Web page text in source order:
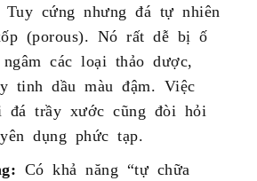
Tuy cứng nhưng đá tự nhiên
(porous). Nó rất dễ bị ố
các loại thảo dược,
tinh dầu màu đậm. Việc
đá trầy xước cũng đòi hỏi
dụng phức tạp.
Có khả năng “tự chữa